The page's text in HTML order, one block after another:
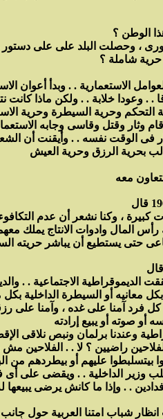
الوطن ؟
شاملة ؟
. . وعودا خلابة . . ولكن ماذا كانت
هى حرية التحكم وحرية السيطرة
وقتل وقاسى وجابه
فى الوقت نفسه . . وأيقنت أن
بحرية الرزق وحرية العيش
كبيرة ، وكنا نشعر أن عدم
المال وادوات الانتاج يملك
الديموقراطية الاجتماعية . .
كل فرد آمنا على غده ، وآمنا
راضيين ؟ لا . . الفلاحين
وزير الداخلية . . ويقضى على أى
شباب امتنا العربية حول جانب